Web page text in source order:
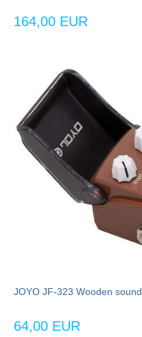
164,00 EUR
JOYO JF-323 Wooden sound
64,00 EUR